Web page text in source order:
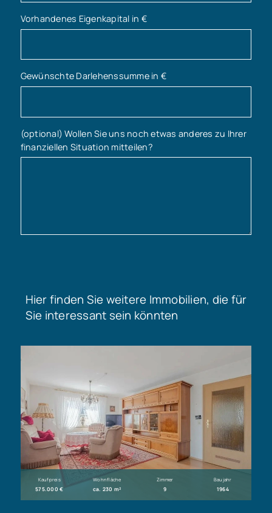
Vorhandenes Eigenkapital in €
Gewünschte Darlehenssumme in €
(optional) Wollen Sie uns noch etwas anderes zu Ihrer
finanziellen Situation mitteilen?
Hier finden Sie weitere Immobilien, die für
Sie interessant sein könnten
Kaufpreis
575.000 €
Wohnfläche
ca. 230 m²
Zimmer
9
Baujahr
1964